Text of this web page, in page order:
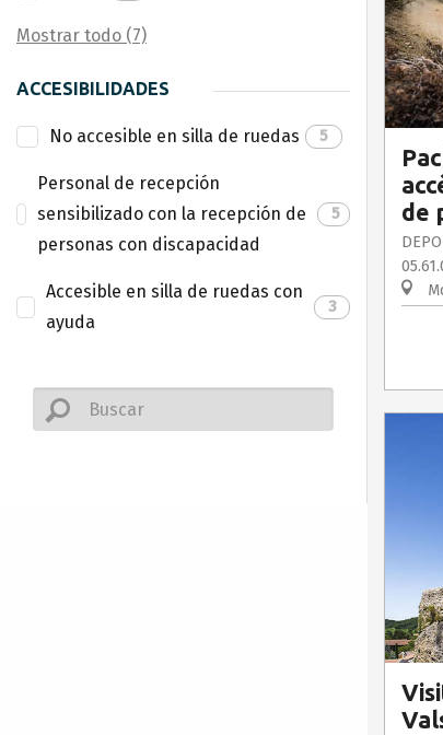
Mostrar todo (7)
ACCESIBILIDADES
No accesible en silla de ruedas 5
Personal de recepción
sensibilizado con la recepción de
personas con discapacidad
5
Accesible en silla de ruedas con
ayuda
3
de